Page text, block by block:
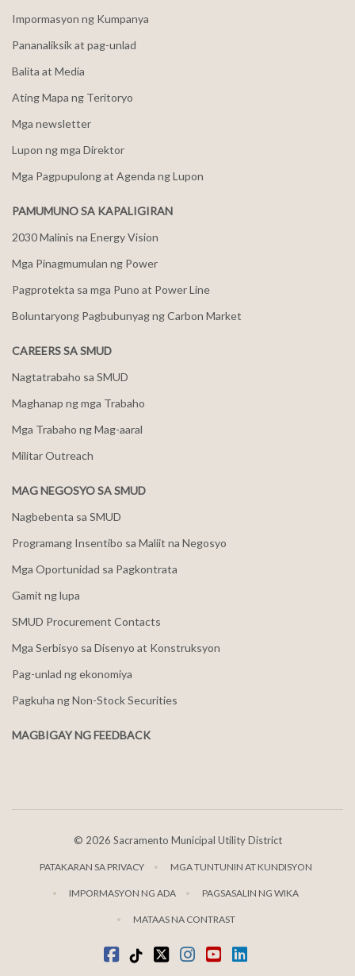
Impormasyon ng Kumpanya
Pananaliksik at pag-unlad
Balita at Media
Ating Mapa ng Teritoryo
Mga newsletter
Lupon ng mga Direktor
Mga Pagpupulong at Agenda ng Lupon
PAMUMUNO SA KAPALIGIRAN
2030 Malinis na Energy Vision
Mga Pinagmumulan ng Power
Pagprotekta sa mga Puno at Power Line
Boluntaryong Pagbubunyag ng Carbon Market
CAREERS SA SMUD
Nagtatrabaho sa SMUD
Maghanap ng mga Trabaho
Mga Trabaho ng Mag-aaral
Militar Outreach
MAG NEGOSYO SA SMUD
Nagbebenta sa SMUD
Programang Insentibo sa Maliit na Negosyo
Mga Oportunidad sa Pagkontrata
Gamit ng lupa
SMUD Procurement Contacts
Mga Serbisyo sa Disenyo at Konstruksyon
Pag-unlad ng ekonomiya
Pagkuha ng Non-Stock Securities
MAGBIGAY NG FEEDBACK
© 2026 Sacramento Municipal Utility District
PATAKARAN SA PRIVACY MGA TUNTUNIN AT KUNDISYON
IMPORMASYON NG ADA PAGSASALIN NG WIKA
MATAAS NA CONTRAST
Facebook
Tiktok
kabaInstagram
youtubeLinkedIn